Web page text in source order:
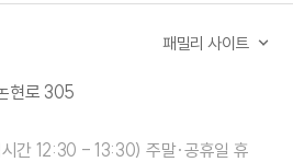
패밀리 사이트
현로 305
간 12:30 - 13:30) 주말·공휴일 휴